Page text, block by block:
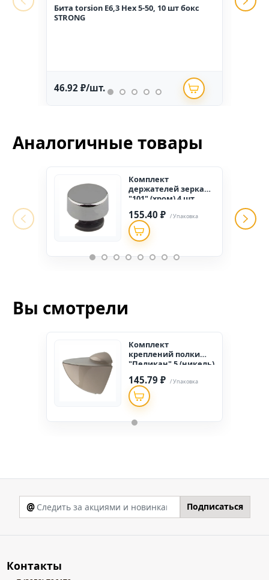
Бита torsion E6,3 Hex 5-50, 10 шт бокс
STRONG
46.92 ₽/шт.
Аналогичные товары
Комплект
держателей зеркала
"101" (хром) 4 шт.
155.40 ₽ / Упаковка
Вы смотрели
Комплект
креплений полки
"Пеликан" 5 (никель)
145.79 ₽ / Упаковка
@ Подписаться
Контакты